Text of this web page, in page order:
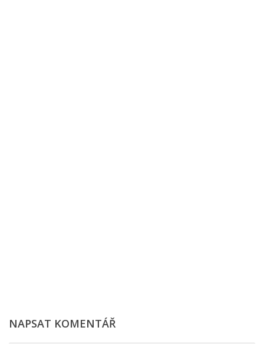
NAPSAT KOMENTÁŘ